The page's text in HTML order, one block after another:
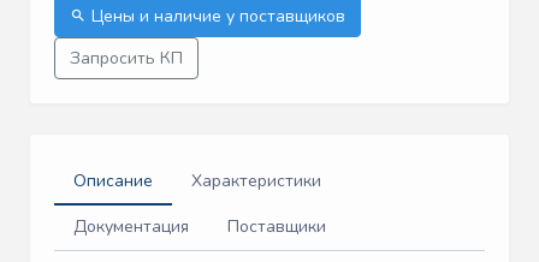
Цены и наличие у поставщиков
Запросить КП
Описание
Характеристики
Документация
Поставщики